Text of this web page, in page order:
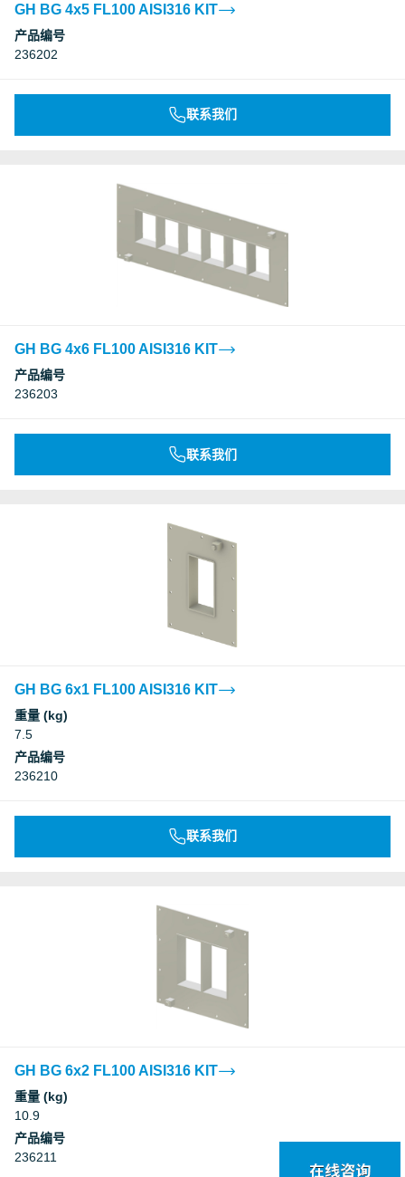
GH BG 4x5 FL100 AISI316 KIT
产品编号
236202
联系我们
GH BG 4x6 FL100 AISI316 KIT
产品编号
236203
联系我们
GH BG 6x1 FL100 AISI316 KIT
重量 (kg)
7.5
产品编号
236210
联系我们
GH BG 6x2 FL100 AISI316 KIT
重量 (kg)
10.9
产品编号
236211